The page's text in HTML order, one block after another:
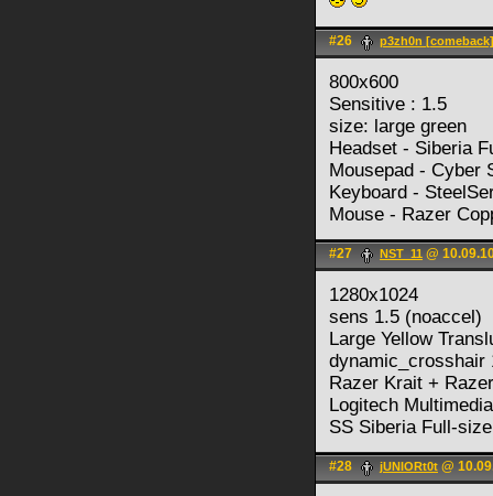
#26 p3zh0n [comeback]
800x600
Sensitive : 1.5
size: large green
Headset - Siberia
Mousepad - Cyber
Keyboard -
Mouse - Razer
#27 NST_11 @
1280x1024
sens 1.5 (noaccel)
Large Yellow
dynamic_crosshair
Razer Krait +
Logitech
SS Siberia Full-size
#28 jUNIORt0t @